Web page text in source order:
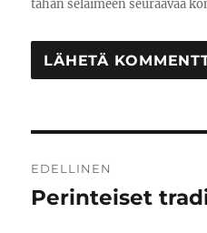
tähän selaimeen seuraavaa
selaus
EDELLINEN
Edellinen
Perinteiset